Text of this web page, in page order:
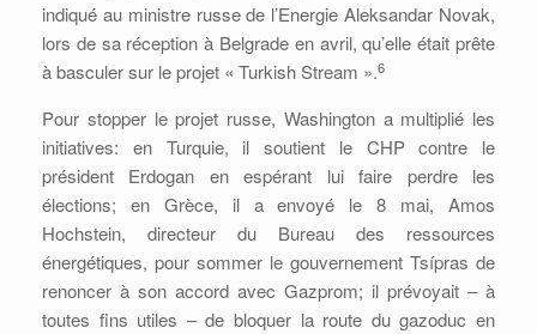
indiqué au ministre russe de l’Energie Aleksandar Novak,
lors de sa réception à Belgrade en avril, qu’elle était prête
à basculer sur le projet « Turkish Stream ».6
Pour stopper le projet russe, Washington a multiplié les
initiatives: en Turquie, il soutient le CHP contre le
président Erdogan en espérant lui faire perdre les
élections; en Grèce, il a envoyé le 8 mai, Amos
Hochstein, directeur du Bureau des ressources
énergétiques, pour sommer le gouvernement Tsípras de
renoncer à son accord avec Gazprom; il prévoyait – à
toutes fins utiles – de bloquer la route du gazoduc en